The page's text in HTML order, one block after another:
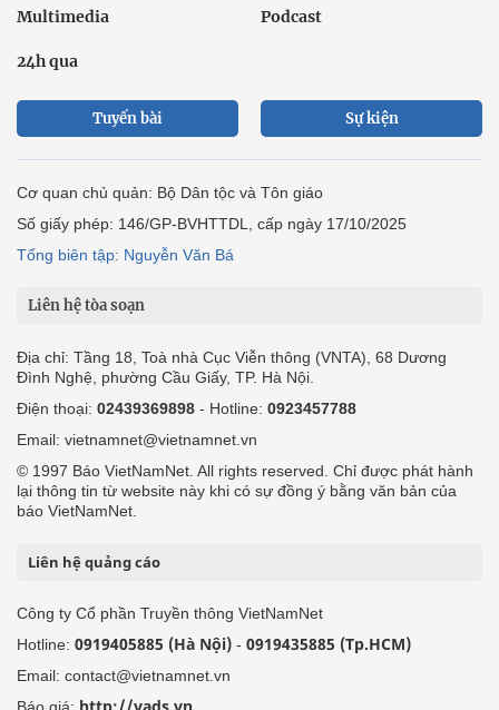
Multimedia Podcast
24h qua
Tuyến bài Sự kiện
Cơ quan chủ quản: Bộ Dân tộc và Tôn giáo
Số giấy phép: 146/GP-BVHTTDL, cấp ngày 17/10/2025
Tổng biên tập: Nguyễn Văn Bá
Liên hệ tòa soạn
Địa chỉ: Tầng 18, Toà nhà Cục Viễn thông (VNTA), 68 Dương
Đình Nghệ, phường Cầu Giấy, TP. Hà Nội.
Điện thoại: 02439369898 - Hotline: 0923457788
Email: vietnamnet@vietnamnet.vn
© 1997 Báo VietNamNet. All rights reserved. Chỉ được phát hành
lại thông tin từ website này khi có sự đồng ý bằng văn bản của
báo VietNamNet.
Liên hệ quảng cáo
Công ty Cổ phần Truyền thông VietNamNet
Hotline: 0919405885 (Hà Nội) - 0919435885 (Tp.HCM)
Email: contact@vietnamnet.vn